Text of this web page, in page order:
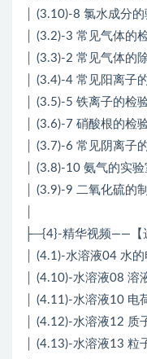
│ (3.10)-8 氯水成分
│ (3.2)-3 常见气体的
│ (3.3)-2 常见气体的
│ (3.4)-4 常见阳离子
│ (3.5)-5 铁离子的检
│ (3.6)-7 硝酸根的检
│ (3.7)-6 常见阴离子
│ (3.8)-10 氨气的实
│ (3.9)-9 二氧化硫的
├─{4}-精华视频——【
│ (4.1)-水溶液04 水
│ (4.10)-水溶液08 溶
│ (4.11)-水溶液10 电
│ (4.12)-水溶液12 质
│ (4.13)-水溶液13 粒